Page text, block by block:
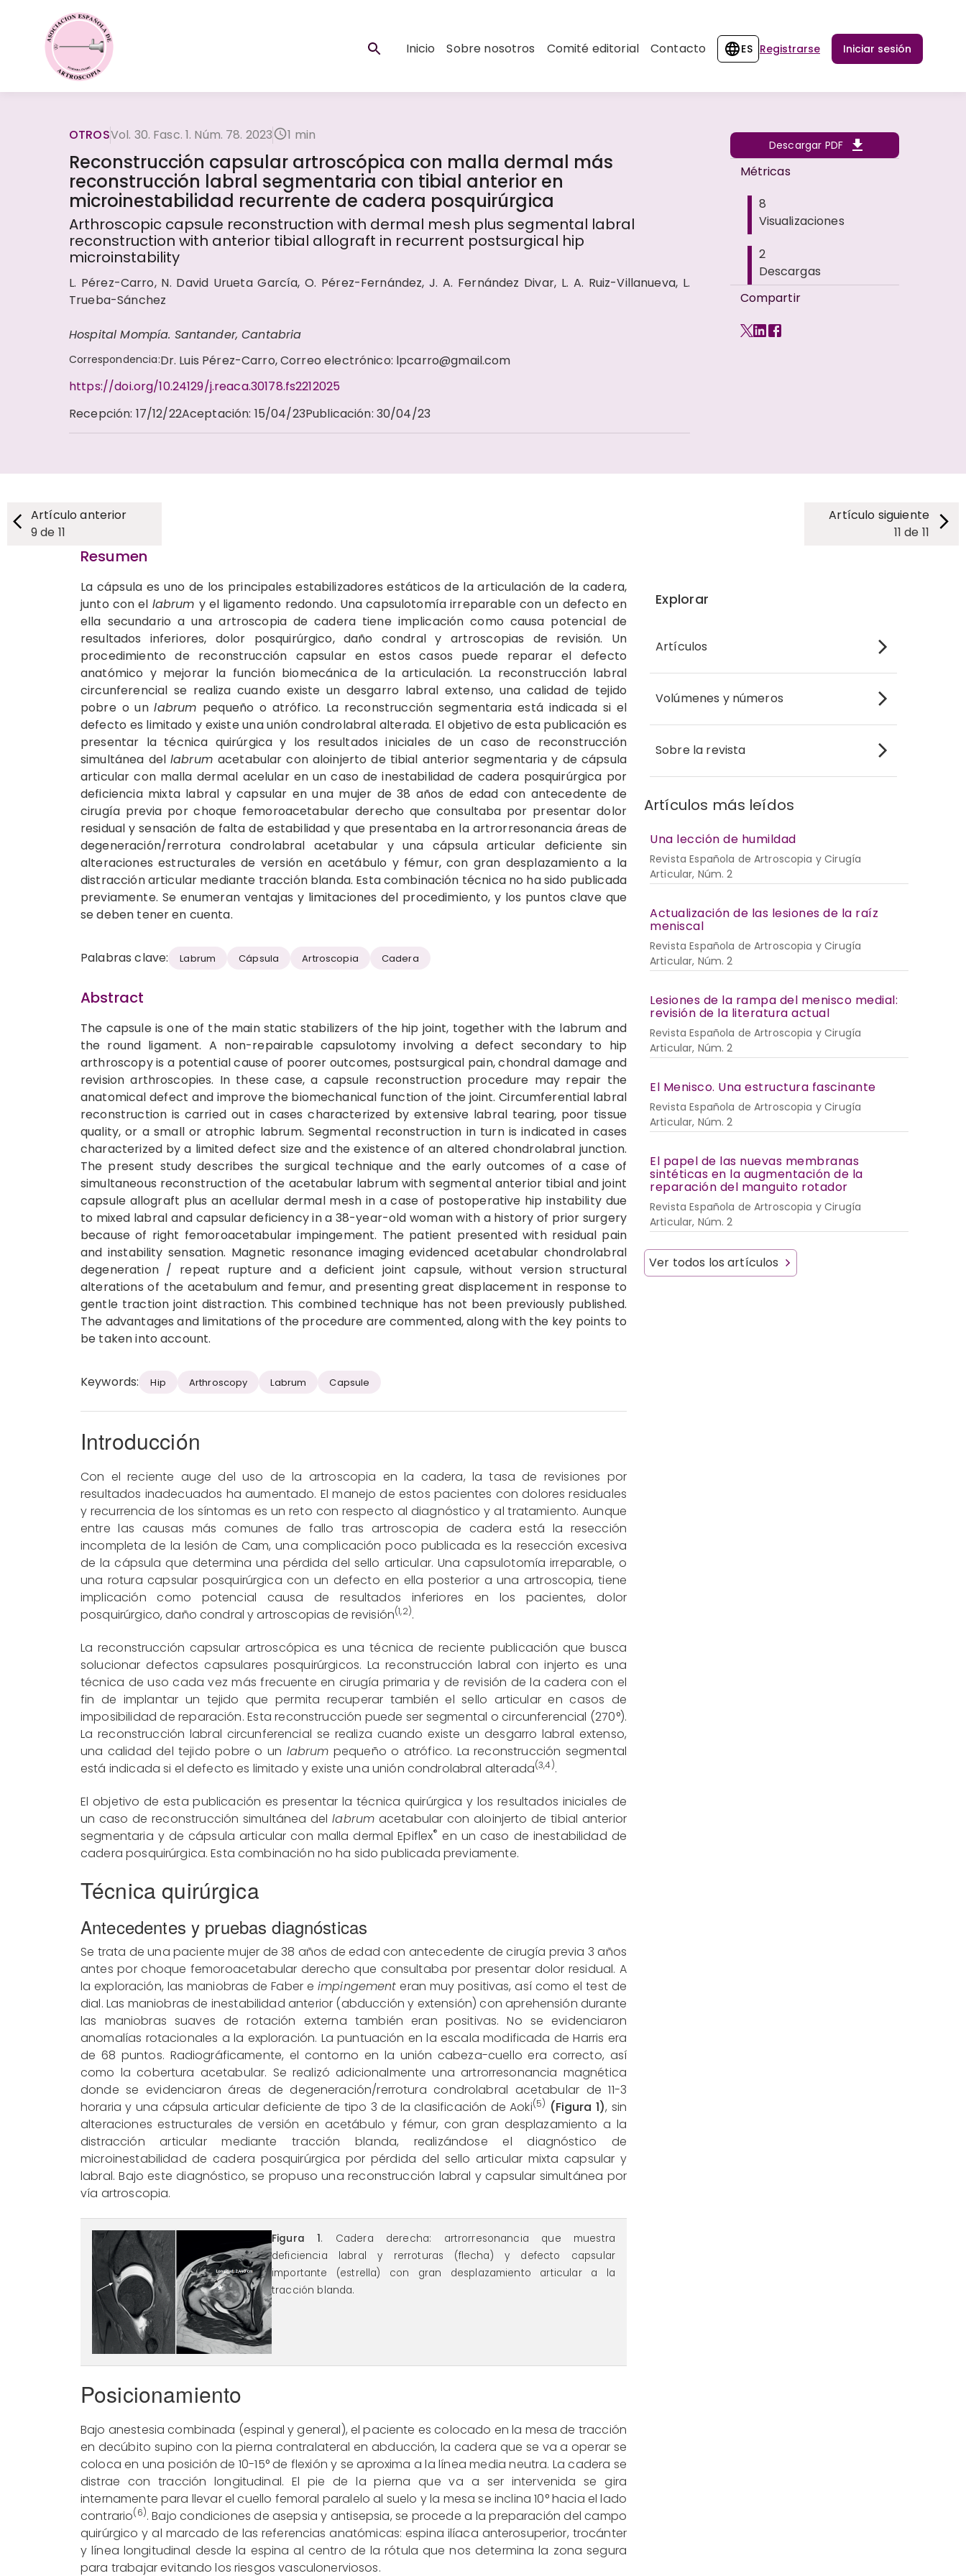
Inicio Sobre nosotros Comité editorial Contacto ES Registrarse Iniciar sesión
OTROSVol. 30. Fasc. 1. Núm. 78. 2023 1 min
Reconstrucción capsular artroscópica con malla dermal más
reconstrucción labral segmentaria con tibial anterior en
microinestabilidad recurrente de cadera posquirúrgica
Arthroscopic capsule reconstruction with dermal mesh plus segmental labral
reconstruction with anterior tibial allograft in recurrent postsurgical hip
microinstability
L. Pérez-Carro, N. David Urueta García, O. Pérez-Fernández, J. A. Fernández Divar, L. A. Ruiz-Villanueva, L.
Trueba-Sánchez
Hospital Mompía. Santander, Cantabria
Correspondencia:Dr. Luis Pérez-Carro, Correo electrónico: lpcarro@gmail.com
https://doi.org/10.24129/j.reaca.30178.fs2212025
Recepción: 17/12/22Aceptación: 15/04/23Publicación: 30/04/23
Descargar PDF
Métricas
8
Visualizaciones
2
Descargas
Compartir
Artículo anterior
9de 11
Artículo siguiente
11 de 11
Resumen
La cápsula es uno de los principales estabilizadores estáticos de la articulación de la cadera,
junto con el labrum y el ligamento redondo. Una capsulotomía irreparable con un defecto en
ella secundario a una artroscopia de cadera tiene implicación como causa potencial de
resultados inferiores, dolor posquirúrgico, daño condral y artroscopias de revisión. Un
procedimiento de reconstrucción capsular en estos casos puede reparar el defecto
anatómico y mejorar la función biomecánica de la articulación. La reconstrucción labral
circunferencial se realiza cuando existe un desgarro labral extenso, una calidad de tejido
pobre o unlabrum pequeño o atrófico. La reconstrucción segmentaria está indicada si el
defecto es limitado y existe una unión condrolabral alterada. El objetivo de esta publicación es
presentar la técnica quirúrgica y los resultados iniciales de un caso de reconstrucción
simultánea del labrum acetabular con aloinjerto de tibial anterior segmentaria y de cápsula
articular con malla dermal acelular en un caso de inestabilidad de cadera posquirúrgica por
deficiencia mixta labral y capsular en una mujer de 38 años de edad con antecedente de
cirugía previa por choque femoroacetabular derecho que consultaba por presentar dolor
residual y sensación de falta de estabilidad y que presentaba en la artrorresonancia áreas de
degeneración/rerrotura condrolabral acetabular y una cápsula articular deficiente sin
alteraciones estructurales de versión en acetábulo y fémur, con gran desplazamiento a la
distracción articular mediante tracción blanda. Esta combinación técnica no ha sido publicada
previamente. Se enumeran ventajas y limitaciones del procedimiento, y los puntos clave que
se deben tener en cuenta.
Palabras clave: Labrum Cápsula Artroscopia Cadera
Abstract
The capsule is one of the main static stabilizers of the hip joint, together with the labrum and
the round ligament. A non-repairable capsulotomy involving a defect secondary to hip
arthroscopy is a potential cause of poorer outcomes, postsurgical pain, chondral damage and
revision arthroscopies. In these case, a capsule reconstruction procedure may repair the
anatomical defect and improve the biomechanical function of the joint. Circumferential labral
reconstruction is carried out in cases characterized by extensive labral tearing, poor tissue
quality, or a small or atrophic labrum. Segmental reconstruction in turn is indicated in cases
characterized by a limited defect size and the existence of an altered chondrolabral junction.
The present study describes the surgical technique and the early outcomes of a case of
simultaneous reconstruction of the acetabular labrum with segmental anterior tibial and joint
capsule allograft plus an acellular dermal mesh in a case of postoperative hip instability due
to mixed labral and capsular deficiency in a 38-year-old woman with a history of prior surgery
because of right femoroacetabular impingement. The patient presented with residual pain
and instability sensation. Magnetic resonance imaging evidenced acetabular chondrolabral
degeneration / repeat rupture and a deficient joint capsule, without version structural
alterations of the acetabulum and femur, and presenting great displacement in response to
gentle traction joint distraction. This combined technique has not been previously published.
The advantages and limitations of the procedure are commented, along with the key points to
be taken into account.
Keywords: Hip Arthroscopy Labrum Capsule
Introducción
Con el reciente auge del uso de la artroscopia en la cadera, la tasa de revisiones por
resultados inadecuados ha aumentado. El manejo de estos pacientes con dolores residuales
y recurrencia de los síntomas es un reto con respecto al diagnóstico y al tratamiento. Aunque
entre las causas más comunes de fallo tras artroscopia de cadera está la resección
incompleta de la lesión de Cam, una complicación poco publicada es la resección excesiva
de la cápsula que determina una pérdida del sello articular. Una capsulotomía irreparable, o
una rotura capsular posquirúrgica con un defecto en ella posterior a una artroscopia, tiene
implicación como potencial causa de resultados inferiores en los pacientes, dolor
posquirúrgico, daño condral y artroscopias de revisión(1,2).
La reconstrucción capsular artroscópica es una técnica de reciente publicación que busca
solucionar defectos capsulares posquirúrgicos. La reconstrucción labral con injerto es una
técnica de uso cada vez más frecuente en cirugía primaria y de revisión de la cadera con el
fin de implantar un tejido que permita recuperar también el sello articular en casos de
imposibilidad de reparación. Esta reconstrucción puede ser segmental o circunferencial (270°).
La reconstrucción labral circunferencial se realiza cuando existe un desgarro labral extenso,
una calidad del tejido pobre o un labrum pequeño o atrófico. La reconstrucción segmental
está indicada si el defecto es limitado y existe una unión condrolabral alterada(3,4).
El objetivo de esta publicación es presentar la técnica quirúrgica y los resultados iniciales de
un caso de reconstrucción simultánea dellabrum acetabular con aloinjerto de tibial anterior
segmentaria y de cápsula articular con malla dermal Epiflex® en un caso de inestabilidad de
cadera posquirúrgica. Esta combinación no ha sido publicada previamente.
Técnica quirúrgica
Antecedentes y pruebas diagnósticas
Se trata de una paciente mujer de 38 años de edad con antecedente de cirugía previa 3 años
antes por choque femoroacetabular derecho que consultaba por presentar dolor residual. A
la exploración, las maniobras de Faber e impingement eran muy positivas, así como el test de
dial. Las maniobras de inestabilidad anterior (abducción y extensión) con aprehensión durante
las maniobras suaves de rotación externa también eran positivas. No se evidenciaron
anomalías rotacionales a la exploración. La puntuación en la escala modificada de Harris era
de 68 puntos. Radiográficamente, el contorno en la unión cabeza-cuello era correcto, así
como la cobertura acetabular. Se realizó adicionalmente una artrorresonancia magnética
donde se evidenciaron áreas de degeneración/rerrotura condrolabral acetabular de 11-3
horaria y una cápsula articular deficiente de tipo 3 de la clasificación de Aoki(5) (Figura 1), sin
alteraciones estructurales de versión en acetábulo y fémur, con gran desplazamiento a la
distracción articular mediante tracción blanda, realizándose el diagnóstico de
microinestabilidad de cadera posquirúrgica por pérdida del sello articular mixta capsular y
labral. Bajo este diagnóstico, se propuso una reconstrucción labral y capsular simultánea por
vía artroscopia.
reaca.30178.fs2212025-figura1.png
Figura 1. Cadera derecha: artrorresonancia que muestra
deficiencia labral y rerroturas (flecha) y defecto capsular
importante (estrella) con gran desplazamiento articular a la
tracción blanda.
Posicionamiento
Bajo anestesia combinada (espinal y general), el paciente es colocado en la mesa de tracción
en decúbito supino con la pierna contralateral en abducción, la cadera que se va a operar se
coloca en una posición de 10-15° de flexión y se aproxima a la línea media neutra. La cadera se
distrae con tracción longitudinal. El pie de la pierna que va a ser intervenida se gira
internamente para llevar el cuello femoral paralelo al suelo y la mesa se inclina 10° hacia el lado
contrario(6). Bajo condiciones de asepsia y antisepsia, se procede a la preparación del campo
quirúrgico y al marcado de las referencias anatómicas: espina ilíaca anterosuperior, trocánter
y línea longitudinal desde la espina al centro de la rótula que nos determina la zona segura
para trabajar evitando los riesgos vasculonerviosos.
Explorar
Artículos
Volúmenes y números
Sobre la revista
Artículos más leídos
Una lección de humildad
Revista Española de Artroscopia y Cirugía
Articular, Núm. 2
Actualización de las lesiones de la raíz
meniscal
Revista Española de Artroscopia y Cirugía
Articular, Núm. 2
Lesiones de la rampa del menisco medial:
revisión de la literatura actual
Revista Española de Artroscopia y Cirugía
Articular, Núm. 2
El Menisco. Una estructura fascinante
Revista Española de Artroscopia y Cirugía
Articular, Núm. 2
El papel de las nuevas membranas
sintéticas en la augmentación de la
reparación del manguito rotador
Revista Española de Artroscopia y Cirugía
Articular, Núm. 2
Ver todos los artículos